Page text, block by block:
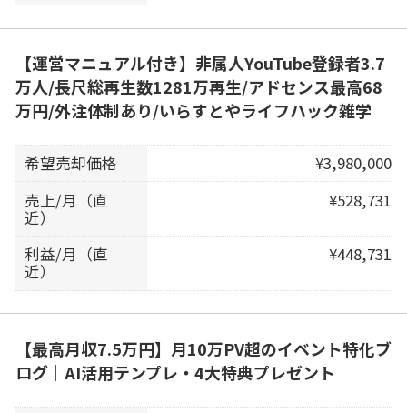
【運営マニュアル付き】非属人YouTube登録者3.7
万人/長尺総再生数1281万再生/アドセンス最高68
万円/外注体制あり/いらすとやライフハック雑学
希望売却価格
¥3,980,000
売上/月（直
近）
¥528,731
利益/月（直
近）
¥448,731
【最高月収7.5万円】月10万PV超のイベント特化ブ
ログ｜AI活用テンプレ・4大特典プレゼント